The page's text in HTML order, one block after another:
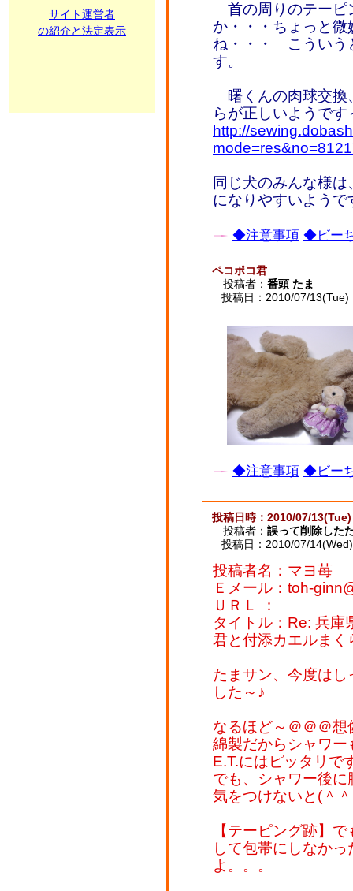
サイト運営者
の紹介と法定表示
首の周りのテーピ
か・・・ちょっと
ね・・・ こういう
す。
曙くんの肉球交換
らが正しいようです
http://
同じ犬のみんな様
になりやすいようで
◆注意事項 ◆ビー
ペコポコ君
投稿者： 番頭 たま
投稿日：2010/07/
◆注意事項 ◆ビー
投稿日時：2010/07/
投稿者： 誤って削除した
投稿日：2010/07/
投稿者名：マヨ苺
Ｅメール：toh-
ＵＲＬ ：
タイトル：Re: 兵庫
君と付添カエルまく
たまサン、今度は
した～♪
なるほど～＠＠＠
綿製だからシャワ
E.T.にはピッタリで
でも、シャワー後
気をつけないと(＾
【テーピング跡】
して包帯にしなか
よ。。。